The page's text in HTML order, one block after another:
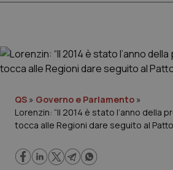
Governo e Parlamento
Regioni e Asl
QS » Governo e Parlamento »
Lorenzin: “Il 2014 è stato l’anno della
tocca alle Regioni dare seguito al